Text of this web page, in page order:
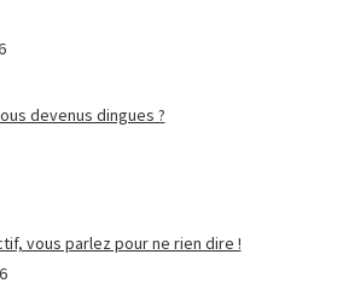
devenus dingues ?
vous parlez pour ne rien dire !